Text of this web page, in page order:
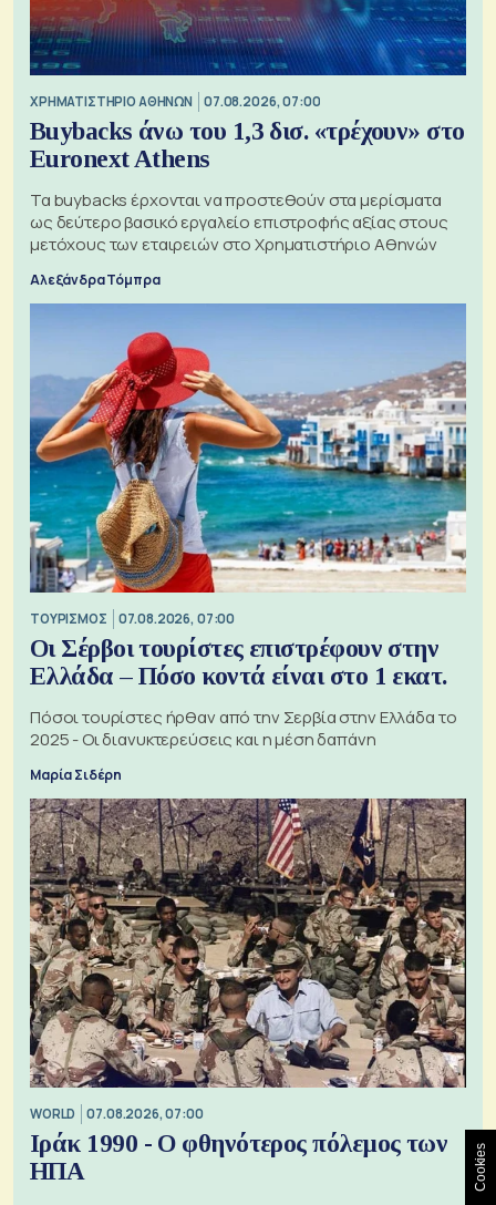
XΡΗΜΑΤΙΣΤΗΡΙΟ ΑΘΗΝΩΝ 07.08.2026, 07:00
Buybacks άνω του 1,3 δισ. «τρέχουν» στο
Euronext Athens
Τα buybacks έρχονται να προστεθούν στα μερίσματα
ως δεύτερο βασικό εργαλείο επιστροφής αξίας στους
μετόχους των εταιρειών στο Χρηματιστήριο Αθηνών
Αλεξάνδρα Τόμπρα
ΤΟΥΡΙΣΜΟΣ 07.08.2026, 07:00
Οι Σέρβοι τουρίστες επιστρέφουν στην
Ελλάδα – Πόσο κοντά είναι στο 1 εκατ.
Πόσοι τουρίστες ήρθαν από την Σερβία στην Ελλάδα το
2025 - Οι διανυκτερεύσεις και η μέση δαπάνη
Μαρία Σιδέρη
WORLD 07.08.2026, 07:00
Ιράκ 1990 - Ο φθηνότερος πόλεμος των
ΗΠΑ
Cookies